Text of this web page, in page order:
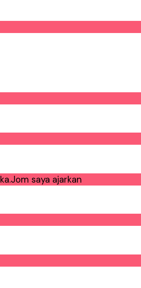
saya ajarkan